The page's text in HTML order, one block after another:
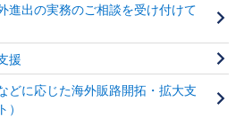
進出の実務のご相談を受け付けて
援
どに応じた海外販路開拓・拡大支